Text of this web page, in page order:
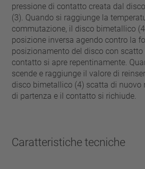
pressione di contatto creata dal
(3). Quando si raggiunge la
commutazione, il disco bimetallico
posizione inversa agendo contro la
posizionamento del disco con scatto
contatto si apre repentinamente.
scende e raggiunge il valore di
disco bimetallico (4) scatta di nuovo
di partenza e il contatto si richiude.
Caratteristiche tecniche